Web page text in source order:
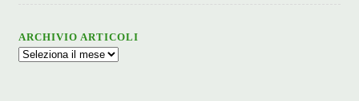
ARCHIVIO ARTICOLI
Archivio